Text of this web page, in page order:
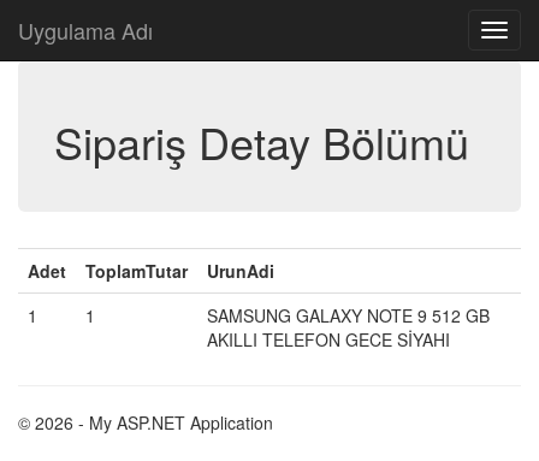
Uygulama Adı
Sipariş Detay Bölümü
Adet ToplamTutar
UrunAdi
1
1
SAMSUNG GALAXY NOTE 9 512 GB
AKILLI TELEFON GECE SİYAHI
© 2026 - My ASP.NET Application